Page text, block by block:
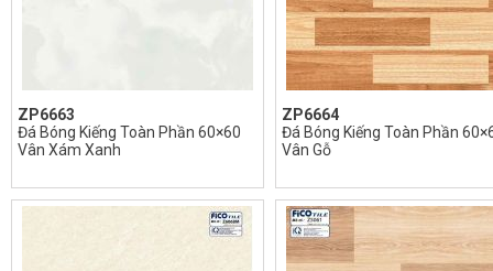
ZP6663
Đá Bóng Kiếng Toàn Phần 60×60
Vân Xám Xanh
ZP6664
Đá Bóng Kiếng Toàn Phần
Vân Gỗ